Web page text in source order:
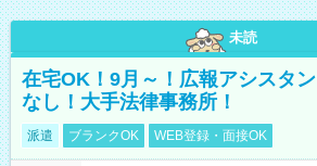
未読
在宅OK！9月～！広報アシスタ
なし！大手法律事務所！
派遣 ブランクOK WEB登録・面接OK